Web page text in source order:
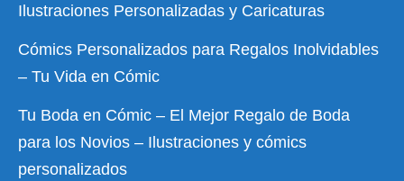
Ilustraciones Personalizadas y Caricaturas
Cómics Personalizados para Regalos Inolvidables
– Tu Vida en Cómic
Tu Boda en Cómic – El Mejor Regalo de Boda
para los Novios – Ilustraciones y cómics
personalizados